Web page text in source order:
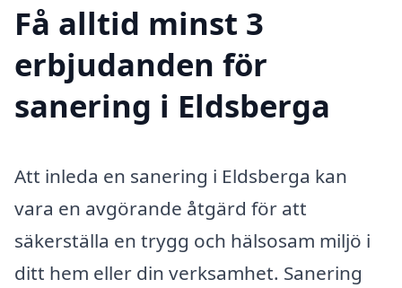
Få alltid minst 3
erbjudanden för
sanering i Eldsberga
Att inleda en sanering i Eldsberga kan
vara en avgörande åtgärd för att
säkerställa en trygg och hälsosam miljö i
ditt hem eller din verksamhet. Sanering